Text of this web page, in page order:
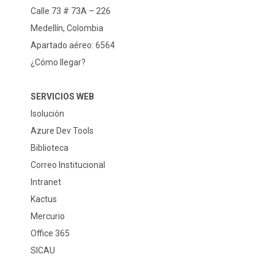
Calle 73 # 73A – 226
Medellín, Colombia
Apartado aéreo: 6564
¿Cómo llegar?
SERVICIOS WEB
Isolución
Azure Dev Tools
Biblioteca
Correo Institucional
Intranet
Kactus
Mercurio
Office 365
SICAU